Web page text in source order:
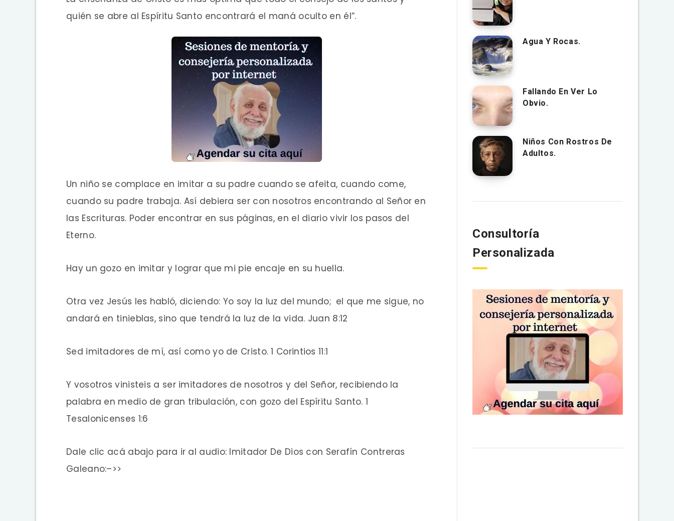
quién se abre al Espíritu Santo encontrará el maná oculto en él”.
Un niño se complace en imitar a su padre cuando se afeita, cuando come,
cuando su padre trabaja. Así debiera ser con nosotros encontrando al Señor en
las Escrituras. Poder encontrar en sus páginas, en el diario vivir los pasos del
Eterno.
Hay un gozo en imitar y lograr que mi pie encaje en su huella.
Otra vez Jesús les habló, diciendo: Yo soy la luz del mundo; el que me sigue, no
andará en tinieblas, sino que tendrá la luz de la vida. Juan 8:12
Sed imitadores de mí, así como yo de Cristo. 1 Corintios 11:1
Y vosotros vinisteis a ser imitadores de nosotros y del Señor, recibiendo la
palabra en medio de gran tribulación, con gozo del Espíritu Santo. 1
Tesalonicenses 1:6
Dale clic acá abajo para ir al audio: Imitador De Dios con Serafín Contreras
Galeano:–>>
Agua Y Rocas.
Fallando En Ver Lo
Obvio.
Niños Con Rostros De
Adultos.
Consultoría
Personalizada